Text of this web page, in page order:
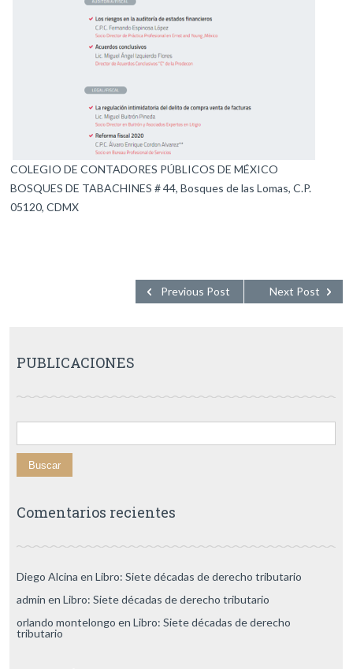
COLEGIO DE CONTADORES PÚBLICOS DE MÉXICO
BOSQUES DE TABACHINES # 44, Bosques de las Lomas, C.P.
05120, CDMX
Next Post
Previous Post
PUBLICACIONES
Buscar:
Comentarios recientes
Diego Alcina en Libro: Siete décadas de derecho tributario
admin en Libro: Siete décadas de derecho tributario
orlando montelongo en Libro: Siete décadas de derecho
tributario